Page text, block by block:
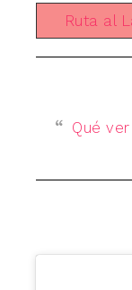
Ruta al
Qué